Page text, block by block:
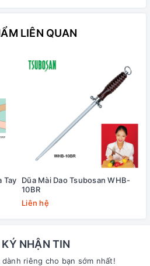
LIÊN QUAN
Tay
Dũa Mài Dao Tsubosan WHB-
10BR
Liên hệ
NHẬN TIN
riêng cho bạn sớm nhất!